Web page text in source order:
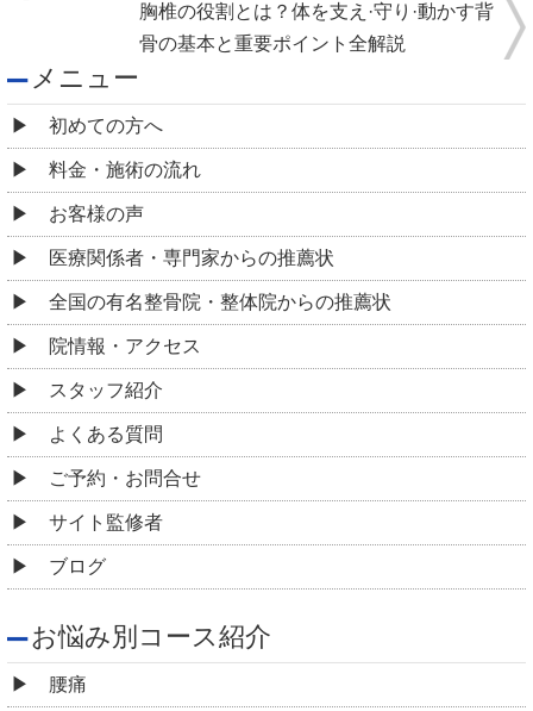
胸椎の役割とは？体を支え·守り·動かす背
骨の基本と重要ポイント全解説
メニュー
初めての方へ
料金・施術の流れ
お客様の声
医療関係者・専門家からの推薦状
全国の有名整骨院・整体院からの推薦状
院情報・アクセス
スタッフ紹介
よくある質問
ご予約・お問合せ
サイト監修者
ブログ
お悩み別コース紹介
腰痛